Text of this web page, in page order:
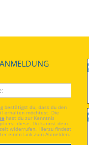
bestätigst du, dass du den
erhalten möchtest. Die
hast du zur Kenntnis
diese. Du kannst dein
widerrufen. Hierzu findest
einen Link zum Abmelden.